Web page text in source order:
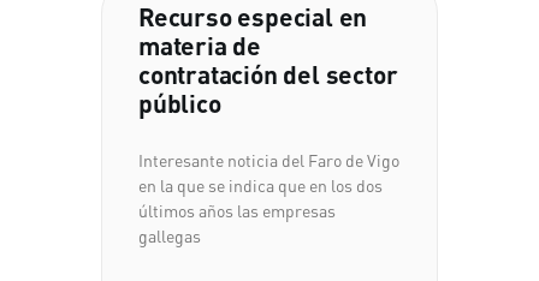
Recurso especial en
materia de
contratación del sector
público
Interesante noticia del Faro de Vigo
en la que se indica que en los dos
últimos años las empresas
gallegas